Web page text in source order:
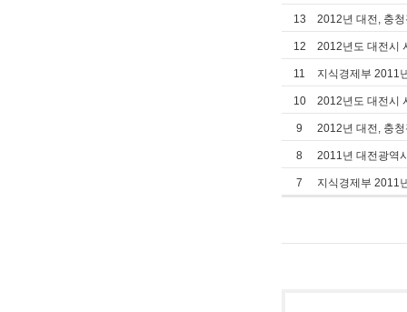
13 2012년 대전, 충
12 2012년도 대전시
11 지식경제부 2011
10 2012년도 대전시
9 2012년 대전, 충
8 2011년 대전광역
7 지식경제부 2011